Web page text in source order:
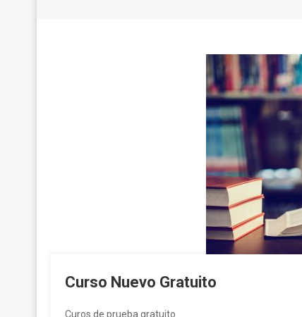
Curso Nuevo Gratuito
Curos de prueba gratuito